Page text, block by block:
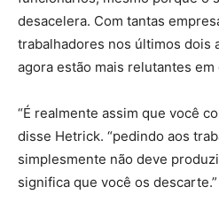
desacelera. Com tantas
trabalhadores nos últimos dois
agora estão mais relutantes
“É realmente assim que você
disse Hetrick. “pedindo aos
simplesmente não deve
significa que você os descarte.”